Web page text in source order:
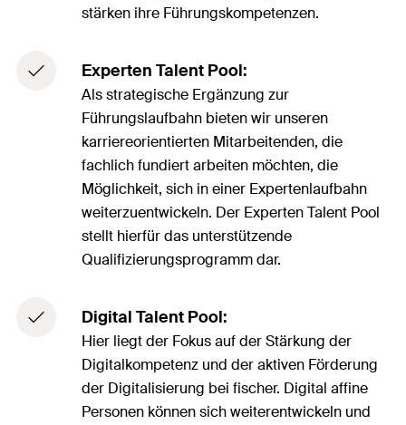
stärken ihre Führungskompetenzen.
Experten Talent Pool:
Als strategische Ergänzung zur
Führungslaufbahn bieten wir unseren
karriereorientierten Mitarbeitenden, die
fachlich fundiert arbeiten möchten, die
Möglichkeit, sich in einer Expertenlaufbahn
weiterzuentwickeln. Der Experten Talent Pool
stellt hierfür das unterstützende
Qualifizierungsprogramm dar.
Digital Talent Pool:
Hier liegt der Fokus auf der Stärkung der
Digitalkompetenz und der aktiven Förderung
der Digitalisierung bei fischer. Digital affine
Personen können sich weiterentwickeln und